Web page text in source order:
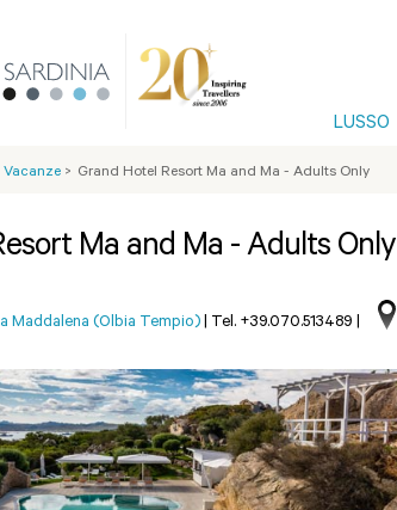
LUSSO
Vacanze > Grand Hotel Resort Ma and Ma - Adults Only
Ma and Ma - Adults Only
Maddalena (Olbia Tempio) | Tel. +39.070.513489 |